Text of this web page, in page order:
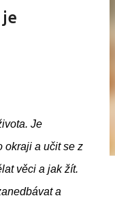
Je
okraji a učit se z
věci a jak žít.
a